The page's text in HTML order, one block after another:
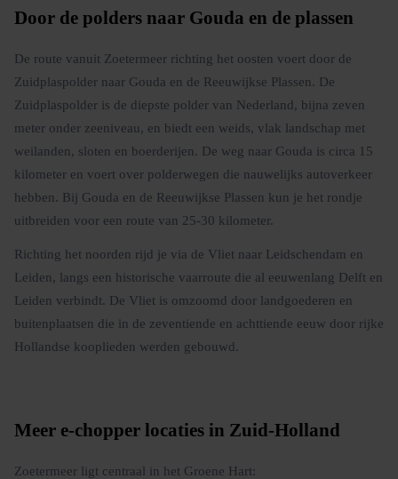
Door de polders naar Gouda en de plassen
De route vanuit Zoetermeer richting het oosten voert door de
Zuidplaspolder naar Gouda en de Reeuwijkse Plassen. De
Zuidplaspolder is de diepste polder van Nederland, bijna zeven
meter onder zeeniveau, en biedt een weids, vlak landschap met
weilanden, sloten en boerderijen. De weg naar Gouda is circa 15
kilometer en voert over polderwegen die nauwelijks autoverkeer
hebben. Bij Gouda en de Reeuwijkse Plassen kun je het rondje
uitbreiden voor een route van 25-30 kilometer.
Richting het noorden rijd je via de Vliet naar Leidschendam en
Leiden, langs een historische vaarroute die al eeuwenlang Delft en
Leiden verbindt. De Vliet is omzoomd door landgoederen en
buitenplaatsen die in de zeventiende en achttiende eeuw door rijke
Hollandse kooplieden werden gebouwd.
Meer e-chopper locaties in Zuid-Holland
Zoetermeer ligt centraal in het Groene Hart: